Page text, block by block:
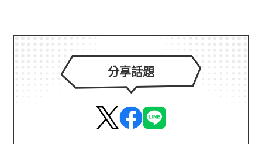
分享話題